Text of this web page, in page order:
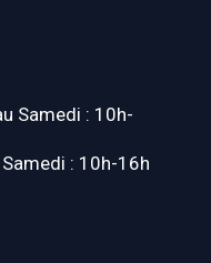
Samedi : 10h-
: 10h-16h